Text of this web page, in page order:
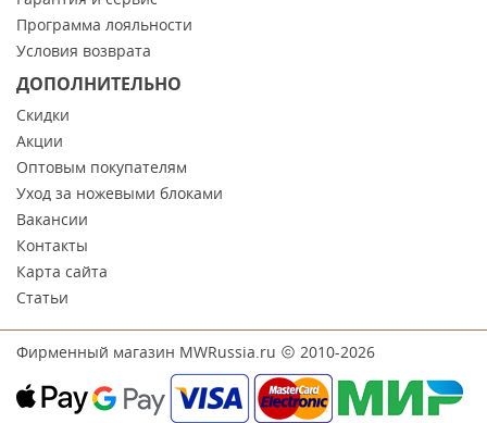
Программа лояльности
Условия возврата
ДОПОЛНИТЕЛЬНО
Скидки
Акции
Оптовым покупателям
Уход за ножевыми блоками
Вакансии
Контакты
Карта сайта
Статьи
Фирменный магазин MWRussia.ru 2010-2026